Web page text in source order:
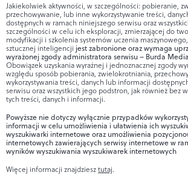
Jakiekolwiek aktywności, w szczególności: pobieranie,
przechowywanie, lub inne wykorzystywanie treści,
dostępnych w ramach niniejszego serwisu oraz
szczególności w celu ich eksploracji, zmierzającej do
modyfikacji i szkolenia systemów uczenia
sztucznej inteligencji jest zabronione oraz wymaga
wyrażonej zgody administratora serwisu – Burda
Obowiązek uzyskania wyraźnej i jednoznacznej zgody
względu sposób pobierania, zwielokrotniania,
wykorzystywania treści, danych lub informacji
serwisu oraz wszystkich jego podstron, jak również bez
tych treści, danych i informacji.
Powyższe nie dotyczy wyłącznie przypadków
informacji w celu umożliwienia i ułatwienia ich
wyszukiwarki internetowe oraz umożliwienia
internetowych zawierających serwisy internetowe w
wyników wyszukiwania wyszukiwarek internetowych
Więcej informacji znajdziesztutaj.